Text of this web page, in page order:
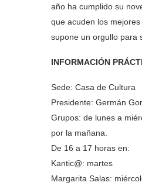
año ha cumplido su
que acuden los
supone un orgullo para
INFORMACIÓN
Sede: Casa de Cultura
Presidente: Germán
Grupos: de lunes a
por la mañana.
De 16 a 17 horas en:
Kantic@: martes
Margarita Salas: